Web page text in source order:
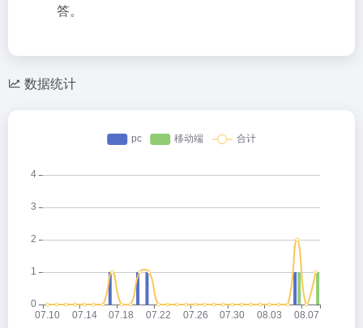
答。
数据统计